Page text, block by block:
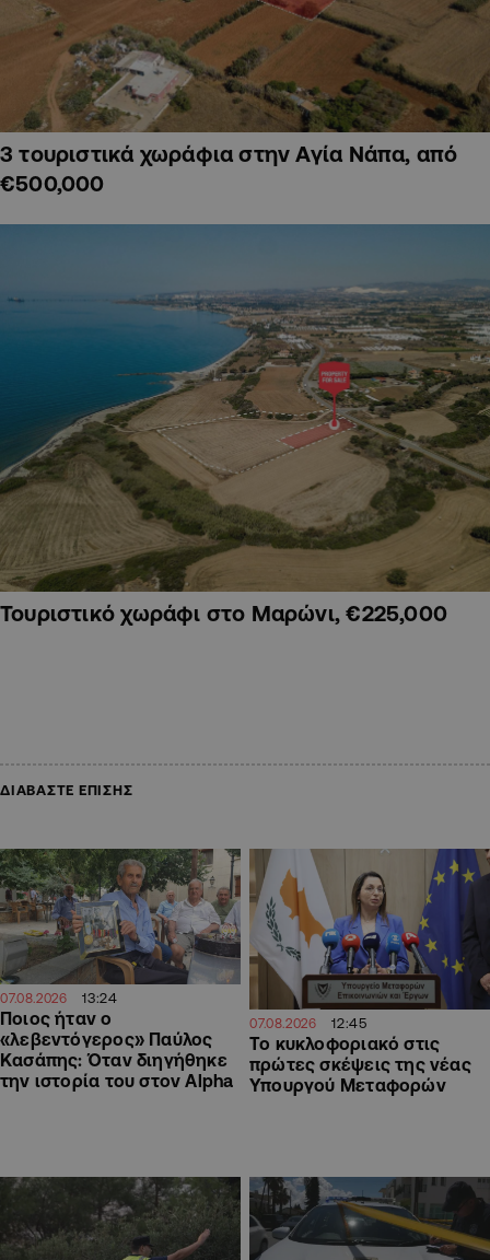
3 τουριστικά χωράφια στην Αγία Νάπα, από
€500,000
Τουριστικό χωράφι στο Μαρώνι, €225,000
ΔΙΑΒΑΣΤΕ ΕΠΙΣΗΣ
07.08.2026 13:24
Ποιος ήταν ο
«λεβεντόγερος» Παύλος
Κασάπης: Όταν διηγήθηκε
την ιστορία του στον Alpha
07.08.2026 12:45
Το κυκλοφοριακό στις
πρώτες σκέψεις της νέας
Υπουργού Μεταφορών